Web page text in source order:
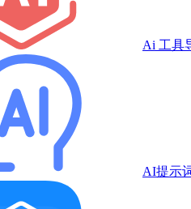
Ai 工具
AI提示